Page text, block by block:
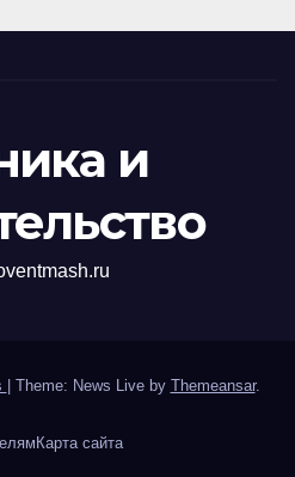
и
| Theme: News Live by Themeansar.
Карта сайта